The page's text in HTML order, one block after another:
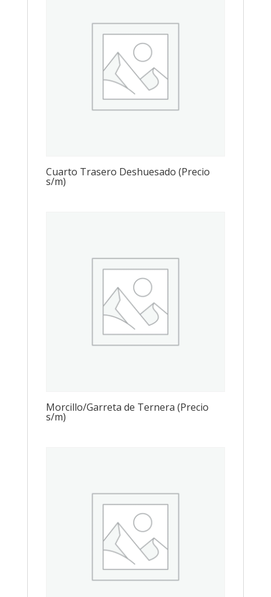
Cuarto Trasero Deshuesado (Precio
s/m)
Morcillo/Garreta de Ternera (Precio
s/m)